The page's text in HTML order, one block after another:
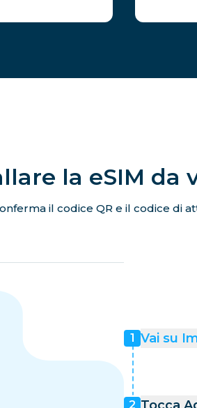
la eSIM da
il codice QR e il codice di
1 Vai su
2 Tocca